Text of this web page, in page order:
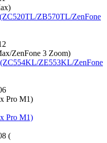
ZB570TL/ZenFone
ZE553KL/ZenFone
Pro M1)